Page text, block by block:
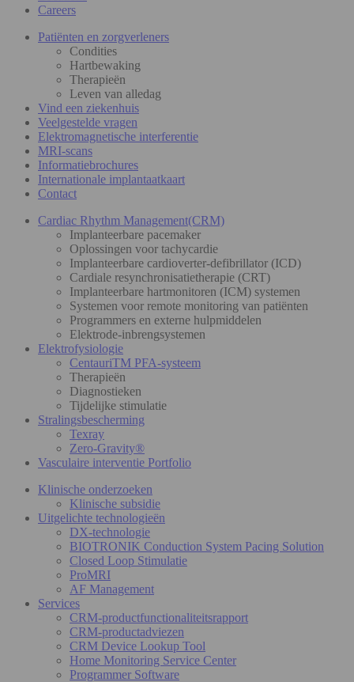
Careers
Patiënten en zorgverleners
Condities
Hartbewaking
Therapieën
Leven van alledag
Vind een ziekenhuis
Veelgestelde vragen
Elektromagnetische interferentie
MRI-scans
Informatiebrochures
Internationale implantaatkaart
Contact
Cardiac Rhythm Management(CRM)
Implanteerbare pacemaker
Oplossingen voor tachycardie
Implanteerbare cardioverter-defibrillator (ICD)
Cardiale resynchronisatietherapie (CRT)
Implanteerbare hartmonitoren (ICM) systemen
Systemen voor remote monitoring van patiënten
Programmers en externe hulpmiddelen
Elektrode-inbrengsystemen
Elektrofysiologie
CentauriTM PFA-systeem
Therapieën
Diagnostieken
Tijdelijke stimulatie
Stralingsbescherming
Texray
Zero-Gravity®
Vasculaire interventie Portfolio
Klinische onderzoeken
Klinische subsidie
Uitgelichte technologieën
DX-technologie
BIOTRONIK Conduction System Pacing Solution
Closed Loop Stimulatie
ProMRI
AF Management
Services
CRM-productfunctionaliteitsrapport
CRM-productadviezen
CRM Device Lookup Tool
Home Monitoring Service Center
Programmer Software